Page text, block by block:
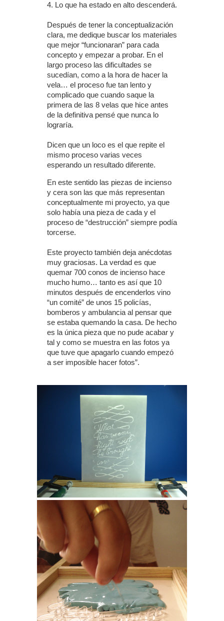
4. Lo que ha estado en alto descenderá.
Después de tener la conceptualización
clara, me dedique buscar los materiales
que mejor “funcionaran” para cada
concepto y empezar a probar. En el
largo proceso las dificultades se
sucedían, como a la hora de hacer la
vela… el proceso fue tan lento y
complicado que cuando saque la
primera de las 8 velas que hice antes
de la definitiva pensé que nunca lo
lograría.
Dicen que un loco es el que repite el
mismo proceso varias veces
esperando un resultado diferente.
En este sentido las piezas de incienso
y cera son las que más representan
conceptualmente mi proyecto, ya que
solo había una pieza de cada y el
proceso de “destrucción” siempre podía
torcerse.
Este proyecto también deja anécdotas
muy graciosas. La verdad es que
quemar 700 conos de incienso hace
mucho humo… tanto es así que 10
minutos después de encenderlos vino
“un comité” de unos 15 policías,
bomberos y ambulancia al pensar que
se estaba quemando la casa. De hecho
es la única pieza que no pude acabar y
tal y como se muestra en las fotos ya
que tuve que apagarlo cuando empezó
a ser imposible hacer fotos”.